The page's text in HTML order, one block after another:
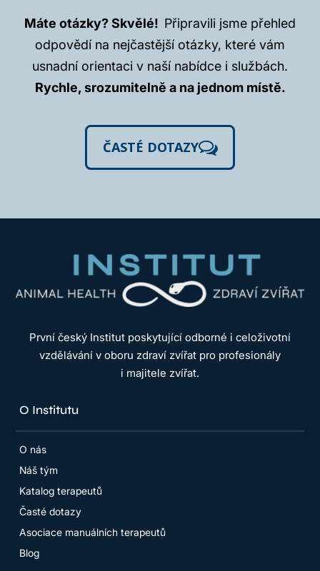
Máte otázky? Skvělé! Připravili jsme přehled
odpovědí na nejčastější otázky, které vám
usnadní orientaci v naší nabídce i službách.
Rychle, srozumitelně a na jednom místě.
ČASTÉ DOTAZY
První český Institut poskytující odborné i celoživotní
vzdělávání v oboru zdraví zvířat pro profesionály
i majitele zvířat.
O Institutu
O nás
Náš tým
Katalog terapeutů
Časté dotazy
Asociace manuálních terapeutů
Blog